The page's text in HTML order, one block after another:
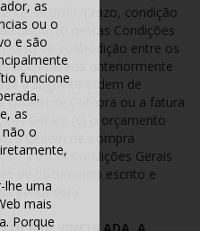
acordo, prazo, condição
disposto nestas Condições
caso de contradição entre os
documentos anteriormente
a seguinte ordem de
Ordem de Compra ou a fatura
Gerais; (c) o orçamento
a Ordem de Compra
a estas Condições Gerais
de documento escrito e
Vendedora.
as
ou o
e são
funcione
as
o
lhe uma
mais
Porque